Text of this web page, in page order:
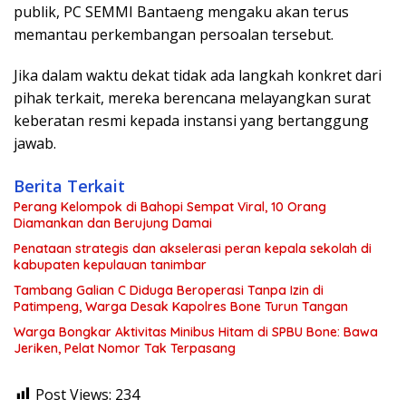
publik, PC SEMMI Bantaeng mengaku akan terus
memantau perkembangan persoalan tersebut.
Jika dalam waktu dekat tidak ada langkah konkret dari
pihak terkait, mereka berencana melayangkan surat
keberatan resmi kepada instansi yang bertanggung
jawab.
Berita Terkait
Perang Kelompok di Bahopi Sempat Viral, 10 Orang
Diamankan dan Berujung Damai
Penataan strategis dan akselerasi peran kepala sekolah di
kabupaten kepulauan tanimbar
Tambang Galian C Diduga Beroperasi Tanpa Izin di
Patimpeng, Warga Desak Kapolres Bone Turun Tangan
Warga Bongkar Aktivitas Minibus Hitam di SPBU Bone: Bawa
Jeriken, Pelat Nomor Tak Terpasang
Post Views: 234